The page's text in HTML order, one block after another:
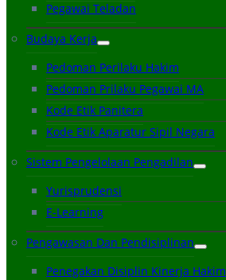
Pegawai Teladan
Budaya Kerja
Pedoman Perilaku Hakim
Pedoman Prilaku Pegawai MA
Kode Etik Panitera
Kode Etik Aparatur Sipil Negara
Sistem Pengelolaan Pengadilan
Yurisprudensi
E-Learning
Pengawasan Dan Pendisiplinan
Penegakan Disiplin Kinerja Hakim